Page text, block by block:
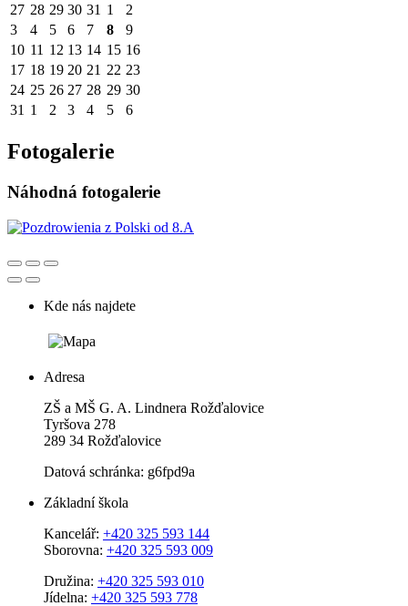
27 28 29 30 31 1
2
3
4 5 6 7 8
9
10 11 12 13 14 15 16
17 18 19 20 21 22 23
24 25 26 27 28 29 30
31 1 2 3 4 5 6
Fotogalerie
Náhodná fotogalerie
Kde nás najdete
Adresa
ZŠ a MŠ G. A. Lindnera Rožďalovice
Tyršova 278
289 34 Rožďalovice
Datová schránka: g6fpd9a
Základní škola
Kancelář: +420 325 593 144
Sborovna: +420 325 593 009
Družina: +420 325 593 010
Jídelna: +420 325 593 778